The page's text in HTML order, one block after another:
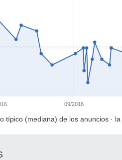
09/2018
típico (mediana) de los anuncios ·